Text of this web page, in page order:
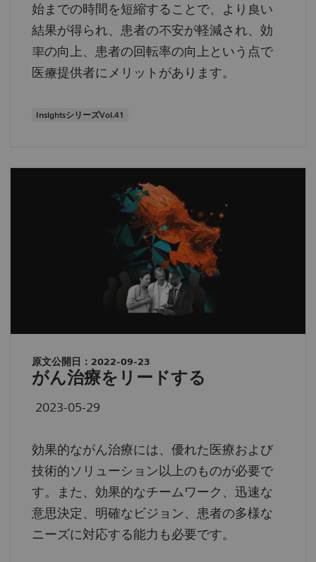
始までの時間を短縮することで、より良い
結果が得られ、患者の不安が軽減され、効
率の向上、患者の回転率の向上という点で
医療提供者にメリットがあります。
InsightsシリーズVol.41
原文公開日：2022-09-23
がん治療をリードする
2023-05-29
効果的ながん治療には、優れた医療および
技術的ソリューション以上のものが必要で
す。また、効果的なチームワーク、迅速な
意思決定、明確なビジョン、患者の多様な
ニーズに対応する能力も必要です。